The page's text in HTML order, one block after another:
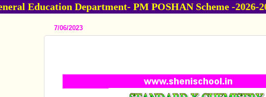
Education Department- PM POSHAN
7/06/2023